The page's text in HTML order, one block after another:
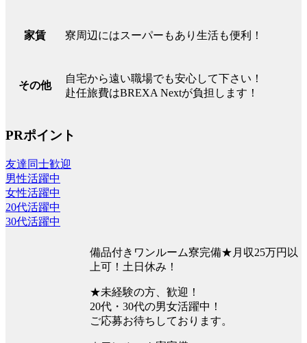
家賃 寮周辺にはスーパーもあり生活も便利！
その他
自宅から遠い職場でも安心して下さい！
赴任旅費はBREXA Nextが負担します！
PRポイント
友達同士歓迎
男性活躍中
女性活躍中
20代活躍中
30代活躍中
備品付きワンルーム寮完備★月収25万円以
上可！土日休み！
★未経験の方、歓迎！
20代・30代の男女活躍中！
ご応募お待ちしております。